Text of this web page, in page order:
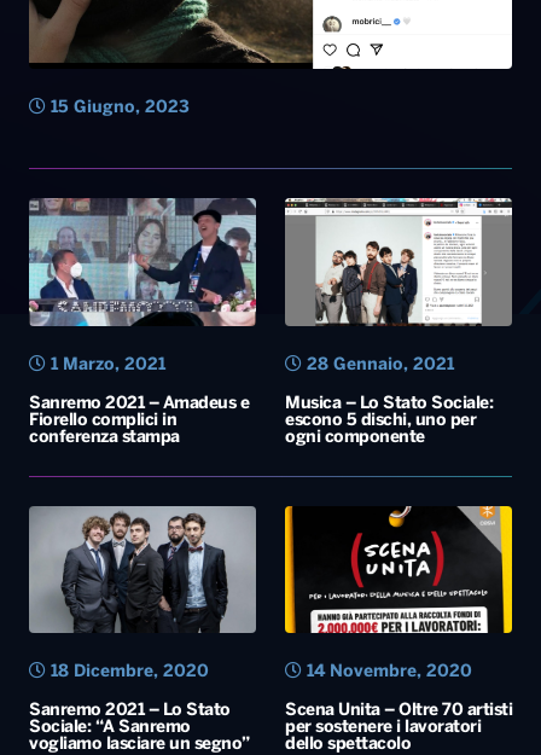
15 Giugno, 2023
Sanremo 2021 – Amadeus e
Fiorello complici in
conferenza stampa
1 Marzo, 2021
Musica – Lo Stato Sociale:
escono 5 dischi, uno per
ogni componente
28 Gennaio, 2021
Sanremo 2021 – Lo Stato
Sociale: “A Sanremo
vogliamo lasciare un segno”
18 Dicembre, 2020
Scena Unita – Oltre 70 artisti
per sostenere i lavoratori
dello spettacolo
14 Novembre, 2020